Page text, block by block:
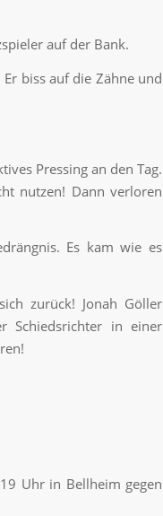
auf der Bank.
biss auf die Zähne und
Pressing an den Tag.
nutzen! Dann verloren
Es kam wie es
zurück! Jonah Göller
Schiedsrichter in einer
Uhr in Bellheim gegen